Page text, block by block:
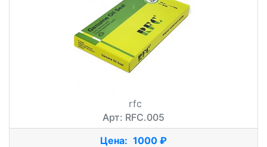
rfc
Арт: RFC.005
Цена: 1000 ₽